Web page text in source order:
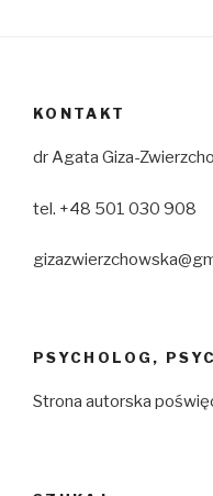
KONTAKT
dr Agata Giza-
tel. +48 501 030 908
PSYCHOLOG,
Strona autorska